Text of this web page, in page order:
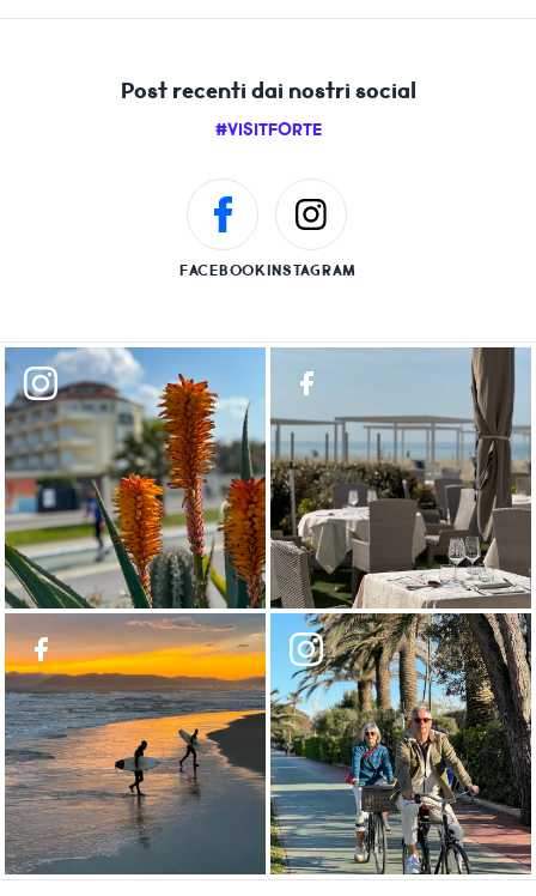
Post recenti dai nostri social
#VISITFORTE
FACEBOOKINSTAGRAM